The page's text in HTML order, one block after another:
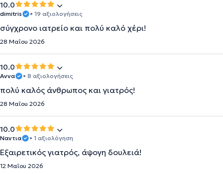
10.0
dimitris • 19 αξιολογήσεις
σύγχρονο ιατρείο και πολύ καλό χέρι!
28 Μαΐου 2026
10.0
Αννα • 8 αξιολογήσεις
πολύ καλός άνθρωπος και γιατρός!
28 Μαΐου 2026
10.0
Ναντια • 1 αξιολόγηση
Εξαιρετικός γιατρός, άψογη δουλειά!
12 Μαΐου 2026